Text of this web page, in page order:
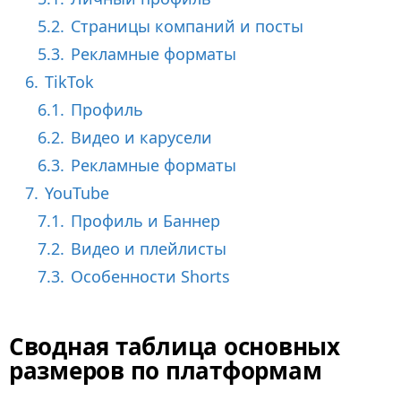
5.2. Страницы компаний и посты
5.3. Рекламные форматы
6. TikTok
6.1. Профиль
6.2. Видео и карусели
6.3. Рекламные форматы
7. YouTube
7.1. Профиль и Баннер
7.2. Видео и плейлисты
7.3. Особенности Shorts
Сводная таблица основных
размеров по платформам